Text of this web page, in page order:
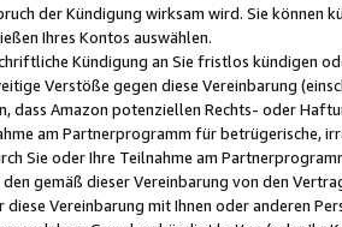
der Kündigung wirksam wird. Sie können
Ihres Kontos auswählen.
Kündigung an Sie fristlos kündigen
Verstöße gegen diese Vereinbarung
dass Amazon potenziellen Rechts- oder
am Partnerprogramm für betrügerische,
Sie oder Ihre Teilnahme am
gemäß dieser Vereinbarung von den
Vereinbarung mit Ihnen oder anderen